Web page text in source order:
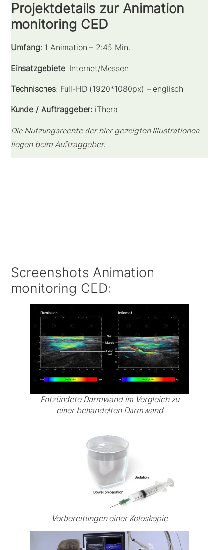
Projektdetails zur Animation
monitoring CED
Umfang: 1 Animation – 2:45 Min.
Einsatzgebiete: Internet/Messen
Technisches: Full-HD (1920*1080px) – englisch
Kunde / Auftraggeber: iThera
Die Nutzungsrechte der hier gezeigten Illustrationen
liegen beim Auftraggeber.
Screenshots Animation
monitoring CED:
Entzündete Darmwand im Vergleich zu
einer behandelten Darmwand
Vorbereitungen einer Koloskopie